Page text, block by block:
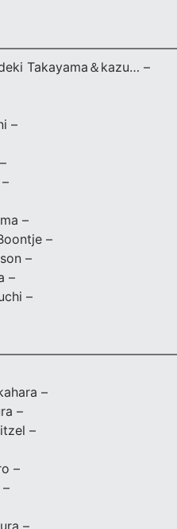
Takayama＆kazu… –
–
–
–
–
–
–
–
–
–
–